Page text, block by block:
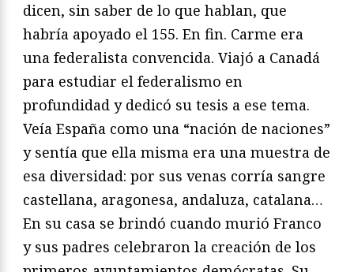
dicen, sin saber de lo que hablan, que
habría apoyado el 155. En fin. Carme era
una federalista convencida. Viajó a Canadá
para estudiar el federalismo en
profundidad y dedicó su tesis a ese tema.
Veía España como una “nación de naciones”
y sentía que ella misma era una muestra de
esa diversidad: por sus venas corría sangre
castellana, aragonesa, andaluza, catalana…
En su casa se brindó cuando murió Franco
y sus padres celebraron la creación de los